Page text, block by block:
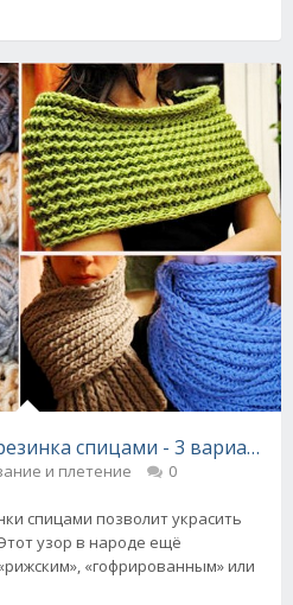
спицами - 3 варианта
и плетение 0
спицами позволит украсить
узор в народе ещё
«гофрированным» или